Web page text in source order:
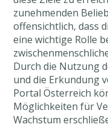
zunehmenden
offensichtlich, dass
eine wichtige Rolle
Durch die Nutzung
und die Erkundung
Portal Österreich
Möglichkeiten für
Wachstum